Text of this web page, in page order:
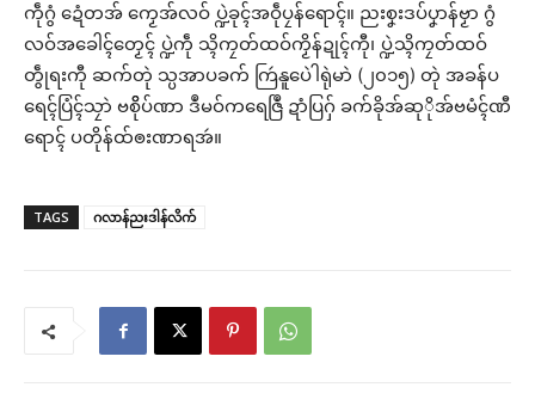
ကဵုဂွံ ဍေံတအ် ကၟေအ်လဝ် ပ္ဍဲခုၚ်အဝဵုပၠန်ရောၚ်။ ညးစၞးဒပ်ပၞာန်ဗၟာ ဂွံ
လဝ်အခေါၚ်တၟေၚ် ပ္ဍဲကဵု သ္ၚိကၠတ်ထဝ်ကၟိန်ဍုၚ်ကီု၊ ပ္ဍဲသ္ၚိကၠတ်ထဝ်
တွဵုရးကီု ဆက်တုဲ သ္ပအာပခက် ကြဴနူပေဲါရုဲမာဲ (၂၀၁၅) တုဲ အခန်ပ
ရေၚ်ပြံၚ်သၠာဲ ဗစိိုပ်ဏာ ဒဳမဝ်ကရေဇြဳ ဍာံပြဂှ် ခက်ခိုအ်ဆုိုအ်ဗမံၚ်ဏီ
ရောၚ် ပတိုန်ထ်ၜးဏာရအဴ။
TAGS ဂလာန်ညးဒါန်လိက်